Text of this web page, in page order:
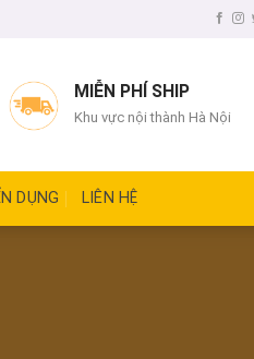
MIỄN PHÍ SHIP
Khu vực nội thành Hà Nội
DỤNG LIÊN HỆ